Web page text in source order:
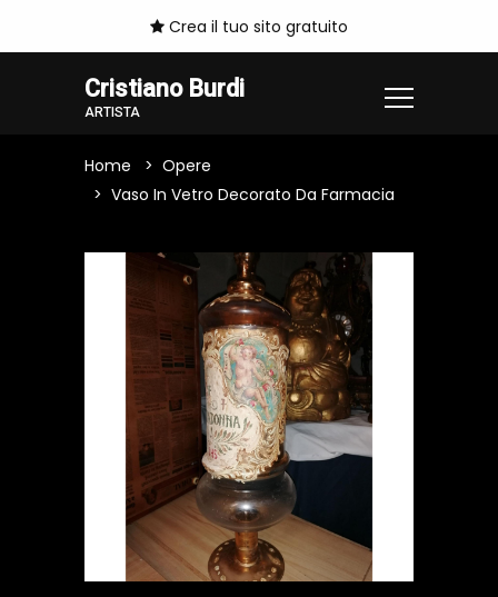
Crea il tuo sito gratuito
Cristiano Burdi
ARTISTA
Home
Opere
Vaso In Vetro Decorato Da Farmacia